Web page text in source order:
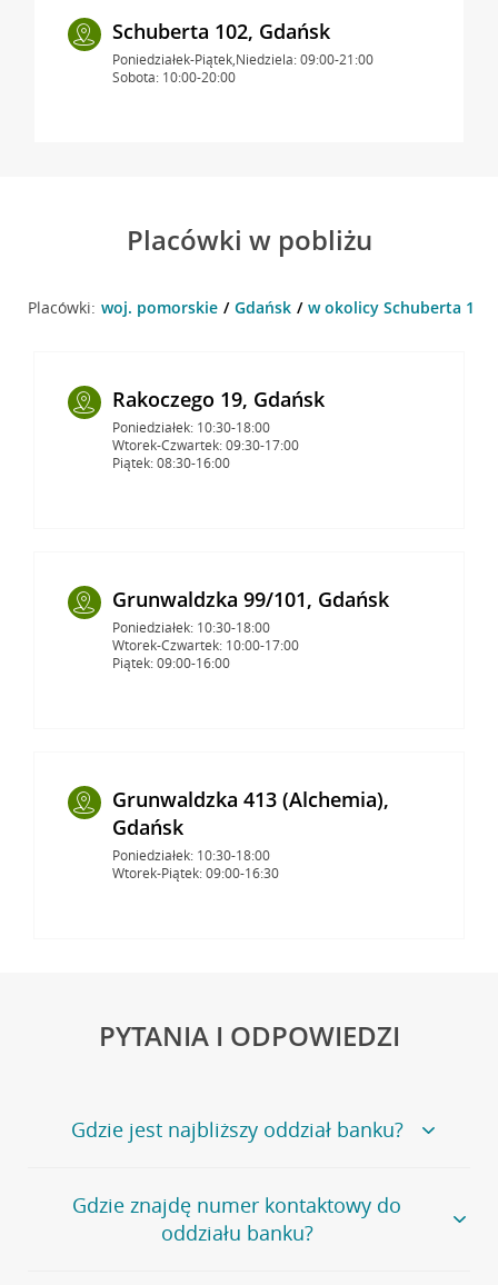
Schuberta 102, Gdańsk
Poniedziałek-Piątek,Niedziela: 09:00-21:00
Sobota: 10:00-20:00
Placówki w pobliżu
Placówki: woj. pomorskie Gdańsk w okolicy Schuberta 102
Rakoczego 19, Gdańsk
Poniedziałek: 10:30-18:00
Wtorek-Czwartek: 09:30-17:00
Piątek: 08:30-16:00
Grunwaldzka 99/101, Gdańsk
Poniedziałek: 10:30-18:00
Wtorek-Czwartek: 10:00-17:00
Piątek: 09:00-16:00
Grunwaldzka 413 (Alchemia),
Gdańsk
Poniedziałek: 10:30-18:00
Wtorek-Piątek: 09:00-16:30
PYTANIA I ODPOWIEDZI
Gdzie jest najbliższy oddział banku?
Jeśli szukasz oddziału naszego banku, zapraszamy na
stronęPlacówki i bankomaty, na której znajduje się
wygodna wyszukiwarka.
Gdzie znajdę numer kontaktowy do
oddziału banku?